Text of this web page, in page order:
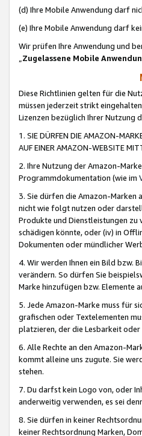
(d) Ihre Mobile Anwendung darf
(e) Ihre Mobile Anwendung darf
Wir prüfen Ihre Anwendung und
„Zugelassene Mobile
Diese Richtlinien gelten für die
müssen jederzeit strikt
Lizenzen bezüglich Ihrer Nutzung
1. SIE DÜRFEN DIE AMAZON-
AUF EINER AMAZON-WEBSITE
2. Ihre Nutzung der Amazon-
Programmdokumentation (wie im
3. Sie dürfen die Amazon-Marken
nicht wie folgt nutzen oder
Produkte und Dienstleistungen zu
schädigen könnte, oder (iv) in
Dokumenten oder mündlicher
4. Wir werden Ihnen ein Bild bzw.
verändern. So dürfen Sie
Marke hinzufügen bzw. Elemente
5. Jede Amazon-Marke muss für
grafischen oder Textelementen
platzieren, der die Lesbarkeit
6. Alle Rechte an den Amazon-
kommt alleine uns zugute. Sie
stehen.
7. Du darfst kein Logo von, oder
anderweitig verwenden, es sei
8. Sie dürfen in keiner
keiner Rechtsordnung Marken,